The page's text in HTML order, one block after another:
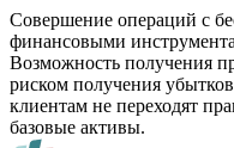
Совершение операций с
финансовыми
Возможность получения
риском получения
клиентам не переходят
базовые активы.